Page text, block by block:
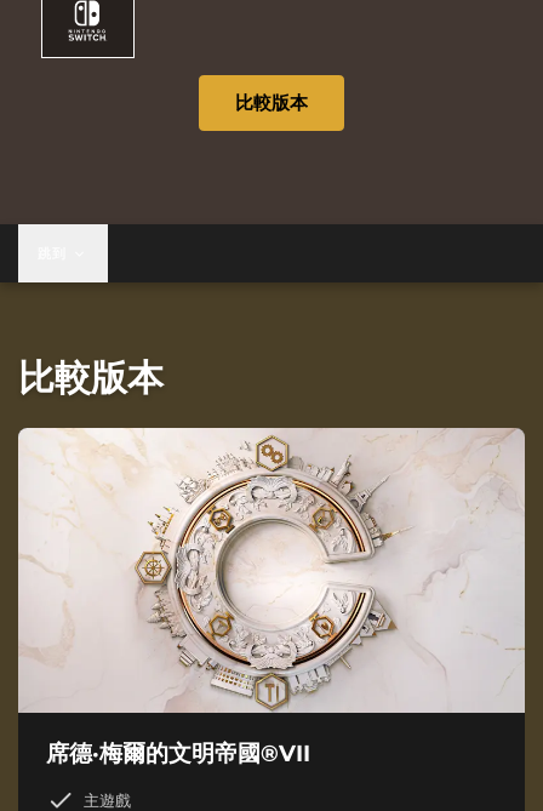
比較版本
比較版本
席德·梅爾的文明帝國®VII
主遊戲